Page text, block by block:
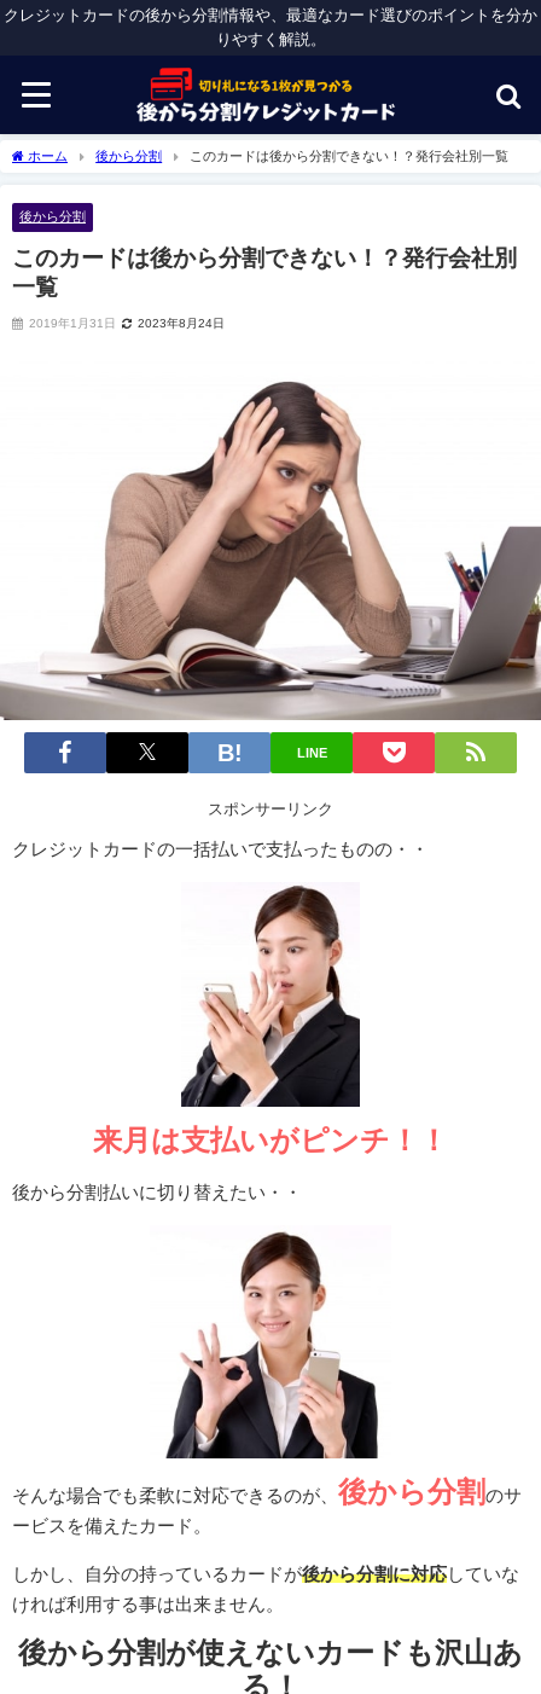
クレジットカードの後から分割情報や、最適なカード選びのポイントを分か
りやすく解説。
ホーム 後から分割 このカードは後から分割できない！？発行会社別一覧
後から分割
このカードは後から分割できない！？発行会社別
一覧
2019年1月31日 2023年8月24日
LINE
スポンサーリンク
クレジットカードの一括払いで支払ったものの・・
来月は支払いがピンチ！！
後から分割払いに切り替えたい・・
そんな場合でも柔軟に対応できるのが、 後から分割 のサ
ービスを備えたカード。
しかし、自分の持っているカードが後から分割に対応 していな
ければ利用する事は出来ません。
後から分割が使えないカードも沢山あ
る！